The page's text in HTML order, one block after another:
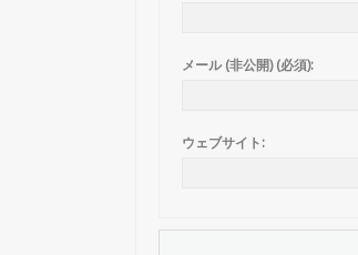
メール (非公開) (必須):
ウェブサイト: